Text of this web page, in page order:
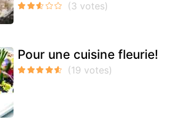
Pour une cuisine fleurie!